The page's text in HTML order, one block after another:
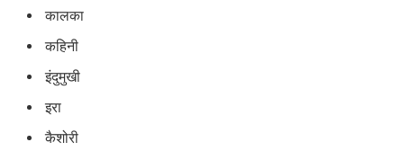
कालका
कहिनी
इंदुमुखी
इरा
कैशोरी